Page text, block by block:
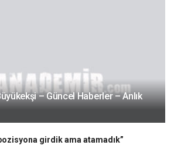
– Güncel Haberler – Anlık
girdik ama atamadık”